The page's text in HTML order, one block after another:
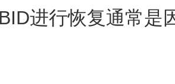
进行恢复通常是